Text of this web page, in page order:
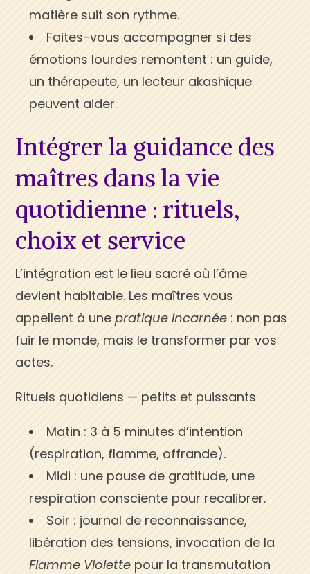
matière suit son rythme.
Faites-vous accompagner si des
émotions lourdes remontent : un guide,
un thérapeute, un lecteur akashique
peuvent aider.
Intégrer la guidance des
maîtres dans la vie
quotidienne : rituels,
choix et service
L’intégration est le lieu sacré où l’âme
devient habitable. Les maîtres vous
appellent à unepratique incarnée : non pas
fuir le monde, mais le transformer par vos
actes.
Rituels quotidiens — petits et puissants
Matin : 3 à 5 minutes d’intention
(respiration, flamme, offrande).
Midi : une pause de gratitude, une
respiration consciente pour recalibrer.
Soir : journal de reconnaissance,
libération des tensions, invocation de la
Flamme Violette pour la transmutation